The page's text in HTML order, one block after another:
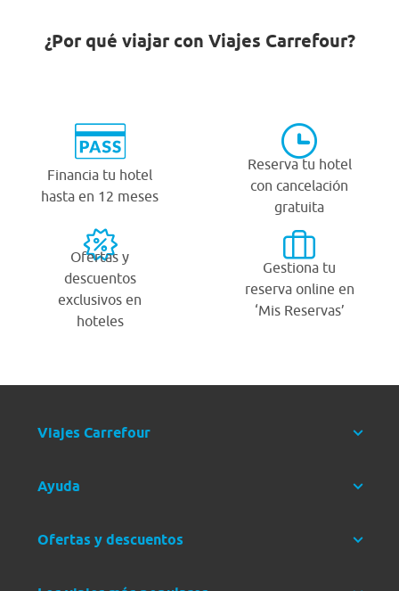
¿Por qué viajar con Viajes Carrefour?
Financia tu hotel
hasta en 12 meses
Reserva tu hotel
con cancelación
gratuita
Ofertas y
descuentos
exclusivos en
hoteles
Gestiona tu
reserva online en
‘Mis Reservas’
Viajes Carrefour
Ayuda
Ofertas y descuentos